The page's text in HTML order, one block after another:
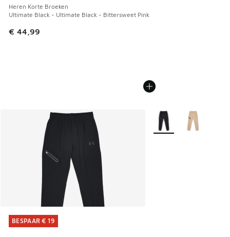
Heren Korte Broeken
Ultimate Black - Ultimate Black - Bittersweet Pink
€ 44,99
BESPAAR € 19
BESPAAR € 19
Meer kleuren